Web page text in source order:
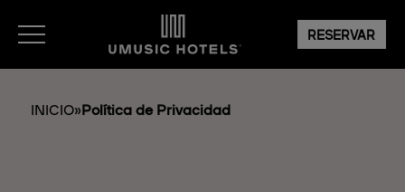
RESERVAR
INICIO»Política de Privacidad